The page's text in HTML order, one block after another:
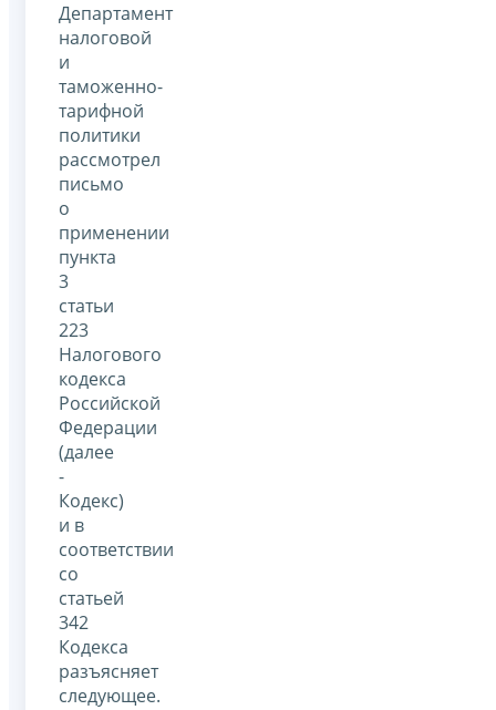
Департамент
налоговой
и
таможенно-
тарифной
политики
рассмотрел
письмо
о
применении
пункта
3
статьи
223
Налогового
кодекса
Российской
Федерации
(далее
-
Кодекс)
и в
соответствии
со
статьей
342
Кодекса
разъясняет
следующее.